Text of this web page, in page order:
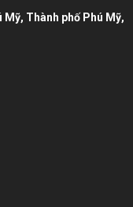
Mỹ, Thành phố Phú Mỹ,